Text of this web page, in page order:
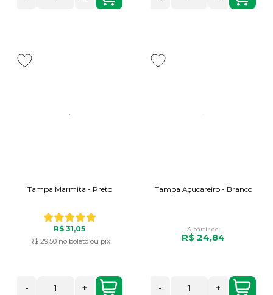
Tampa Marmita - Preto
R$ 31,05
R$ 29,50 no boleto ou pix
- +
Tampa Açucareiro - Branco
A partir de:
R$ 24,84
- +